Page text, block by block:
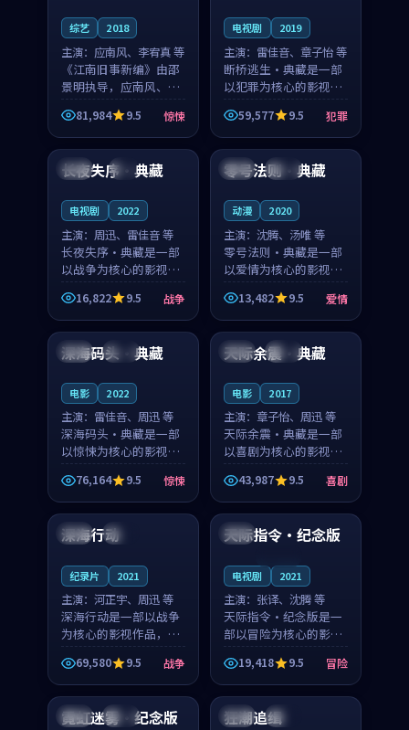
综艺 2018
主演： 应南风、李宥真 等
《江南旧事新编》由邵
景明执导，应南风、李
宥真领衔主演，是一部
2018年上映的日本惊悚
综艺。影片以邻里温情
遇到告别都浸着真实
81,984 9.5 惊悚
电视剧 2019
主演： 雷佳音、章子怡 等
断桥逃生·典藏是一部
以犯罪为核心的影视作
品，围绕危机、反转与
人物成长展开，整体节
奏紧凑，值得推荐观
59,577 9.5 犯罪
法国 4K
长夜失序·典藏
电视剧 2022
主演： 周迅、雷佳音 等
长夜失序·典藏是一部
以战争为核心的影视作
品，围绕危机、反转与
人物成长展开，整体节
奏紧凑，值得推荐观
16,822 9.5 战争
日本 完结
零号法则·典藏
动漫 2020
主演： 沈腾、汤唯 等
零号法则·典藏是一部
以爱情为核心的影视作
品，围绕危机、反转与
人物成长展开，整体节
奏紧凑，值得推荐观
13,482 9.5 爱情
中国 热播
深海码头·典藏
电影 2022
主演： 雷佳音、周迅 等
深海码头·典藏是一部
以惊悚为核心的影视作
品，围绕危机、反转与
人物成长展开，整体节
奏紧凑，值得推荐观
看。
76,164 9.5 惊悚
泰国 院线
天际余震·典藏
电影 2017
主演： 章子怡、周迅 等
天际余震·典藏是一部
以喜剧为核心的影视作
品，围绕危机、反转与
人物成长展开，整体节
奏紧凑，值得推荐观
看。
43,987 9.5 喜剧
英国 院线
深海行动
纪录片 2021
主演： 河正宇、周迅 等
深海行动是一部以战争
为核心的影视作品，围
绕危机、反转与人物成
长展开，整体节奏紧
凑，值得推荐观看。
69,580 9.5 战争
泰国
天际指令·纪念版
电视剧 2021
主演： 张译、沈腾 等
天际指令·纪念版是一
部以冒险为核心的影视
作品，围绕危机、反转
与人物成长展开，整体
节奏紧凑，值得推荐观
看。
19,418 9.5 冒险
英国 完结
霓虹迷雾·纪念版 中国 独播
狂潮追缉